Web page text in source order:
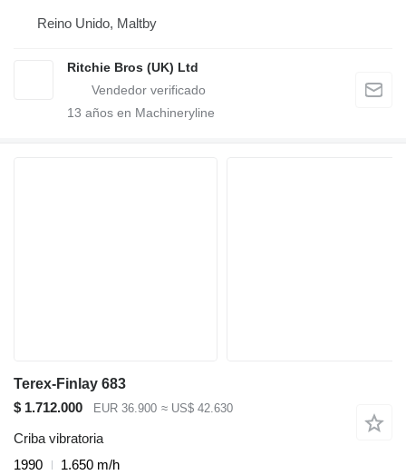
Reino Unido, Maltby
Ritchie Bros (UK) Ltd
13 años en Machineryline
Terex-Finlay 683
$ 1.712.000
EUR 36.900 ≈ US$ 42.630
Criba vibratoria
1990
1.650 m/h